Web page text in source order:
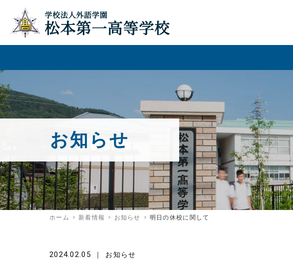
お知らせ
ホーム 新着情報 お知らせ 明日の休校に関して
2024.02.05 お知らせ